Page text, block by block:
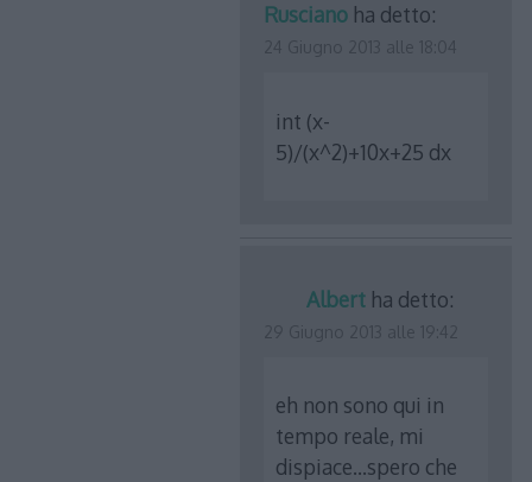
Rusciano ha detto:
int (x-
5)/(x^2)+10x+25 dx
Albert ha detto:
eh non sono qui in
tempo reale, mi
dispiace…spero che